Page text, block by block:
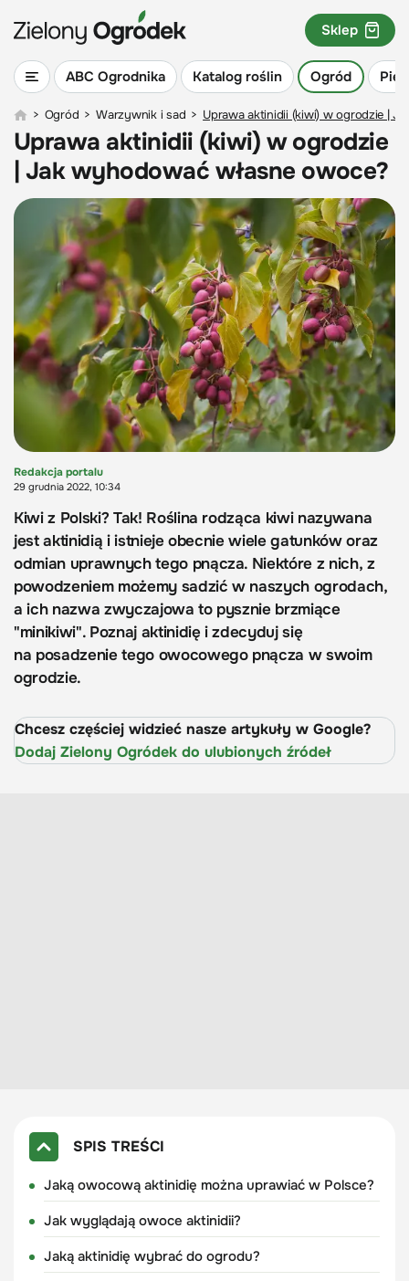
ABC Ogrodnika Katalog roślin Ogród
Sklep
> Ogród > Warzywnik i sad > Uprawa aktinidii (kiwi) w ogrodzie |
Uprawa aktinidii (kiwi) w ogrodzie
| Jak wyhodować własne owoce?
Redakcja portalu
29 grudnia 2022, 10:34
Kiwi z Polski? Tak! Roślina rodząca kiwi nazywana
jest aktinidią i istnieje obecnie wiele gatunków oraz
odmian uprawnych tego pnącza. Niektóre z nich, z
powodzeniem możemy sadzić w naszych ogrodach,
a ich nazwa zwyczajowa to pysznie brzmiące
"minikiwi". Poznaj aktinidię i zdecyduj się
na posadzenie tego owocowego pnącza w swoim
ogrodzie.
Chcesz częściej widzieć nasze artykuły w Google?
Dodaj Zielony Ogródek do ulubionych źródeł
SPIS TREŚCI
Jaką owocową aktinidię można uprawiać w Polsce?
Jak wyglądają owoce aktinidii?
Jaką aktinidię wybrać do ogrodu?